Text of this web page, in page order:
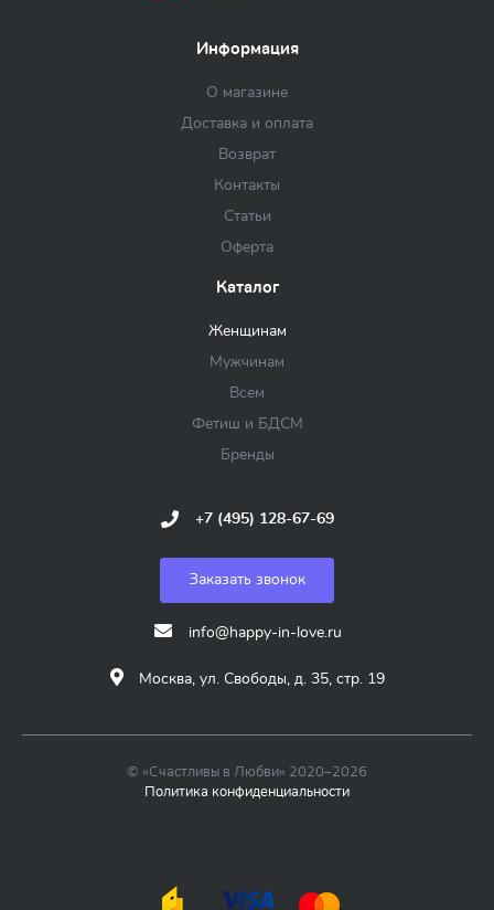
Информация
О магазине
Доставка и оплата
Возврат
Контакты
Статьи
Оферта
Каталог
Женщинам
Мужчинам
Всем
Фетиш и БДСМ
Бренды
+7 (495) 128-67-69
Заказать звонок
info@happy-in-love.ru
Москва, ул. Свободы, д. 35, стр. 19
© «Счастливы в Любви» 2020–2026
Политика конфиденциальности